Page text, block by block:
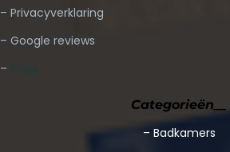
– Privacyverklaring
– Google reviews
–
Categorieën__
– Badkamers